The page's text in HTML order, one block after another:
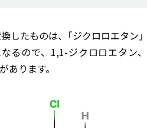
したものは、「ジクロロエタン」
るので、1,1-ジクロロエタン、
あります。